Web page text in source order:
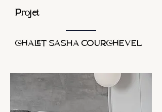
Projet
CHALET SASHA COURCHEVEL